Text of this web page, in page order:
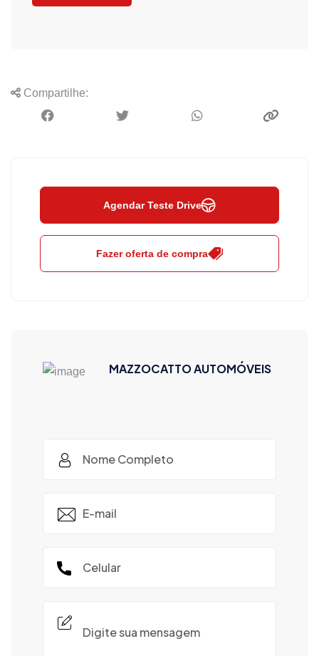
Compartilhe:
Agendar Teste Drive
Fazer oferta de compra
MAZZOCATTO AUTOMÓVEIS